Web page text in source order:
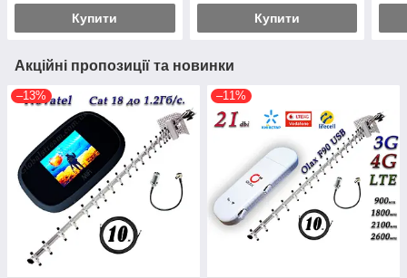
Купити Купити
Акційні пропозиції та новинки
–13% –11%